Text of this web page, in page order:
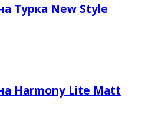
Турка New Style
Harmony Lite Matt